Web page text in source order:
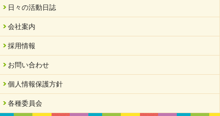
2023/10/17
馬糞堆肥「馬の力」販売開始
2023/08/18
クラウドファンディングのご案内
yahooショッピングサイト本日開店
2023/02/16
令和さくら高等学院VSサーバント職員 サッカー試合日程変更
2023/01/20
日々の活動日誌
会社案内
採用情報
お問い合わせ
個人情報保護方針
各種委員会